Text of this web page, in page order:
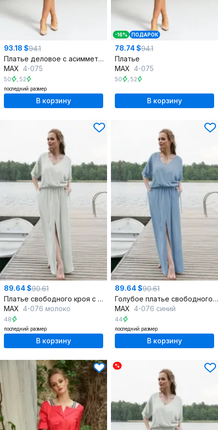
93.18 $94.1
Платье деловое с асимметричным низом и складками
MAX 4-075
50 , 52
последний размер
В корзину
-16% ПОДАРОК
78.74 $94.1
Платье
MAX 4-075
50 , 52
В корзину
89.64 $90.61
Платье свободного кроя с рукавом летучая мышь и карманами
MAX 4-076 молоко
48
последний размер
В корзину
89.64 $90.61
Голубое платье свободного кроя с карманами и разрезом
MAX 4-076 синий
44
последний размер
В корзину
%